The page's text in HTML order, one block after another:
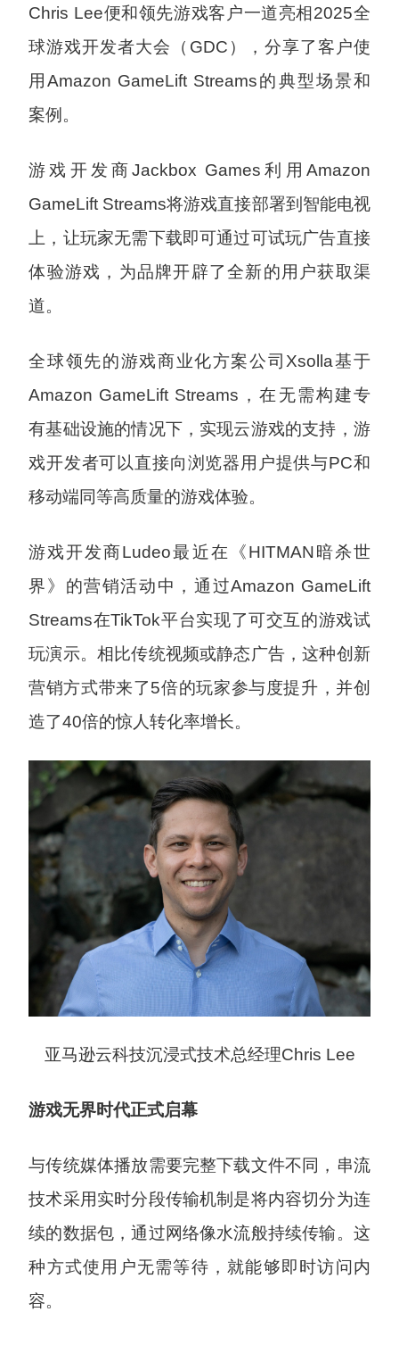
Chris Lee便和领先游戏客户一道亮相2025全
球游戏开发者大会（GDC），分享了客户使
用Amazon GameLift Streams的典型场景和
案例。
游戏开发商Jackbox Games利用Amazon
GameLift Streams将游戏直接部署到智能电视
上，让玩家无需下载即可通过可试玩广告直接
体验游戏，为品牌开辟了全新的用户获取渠
道。
全球领先的游戏商业化方案公司Xsolla基于
Amazon GameLift Streams，在无需构建专
有基础设施的情况下，实现云游戏的支持，游
戏开发者可以直接向浏览器用户提供与PC和
移动端同等高质量的游戏体验。
游戏开发商Ludeo最近在《HITMAN暗杀世
界》的营销活动中，通过Amazon GameLift
Streams在TikTok平台实现了可交互的游戏试
玩演示。相比传统视频或静态广告，这种创新
营销方式带来了5倍的玩家参与度提升，并创
造了40倍的惊人转化率增长。
亚马逊云科技沉浸式技术总经理Chris Lee
游戏无界时代正式启幕
与传统媒体播放需要完整下载文件不同，串流
技术采用实时分段传输机制是将内容切分为连
续的数据包，通过网络像水流般持续传输。这
种方式使用户无需等待，就能够即时访问内
容。